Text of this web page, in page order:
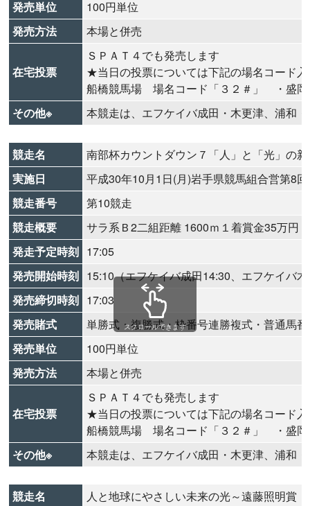
発売単位
100円単位
発売方法
本場と併売
在宅投票
ＳＰＡＴ４でも発売します
★当日の投票については下記の場名コード
船橋競馬場 場名コード「３２＃」 ・盛
その他※
本競走は、エフケイバ成田・木更津、浦和
競走名
南部杯カウントダウン７「人」と「光」の
実施日
平成30年10月1日(月)岩手県競馬組合営第8
競走番号
第10競走
競走概要
サラ系Ｂ2二組距離 1600ｍ１着賞金35万円
発走予定時刻 17:05
発売開始時刻 15:10（エフケイバ成田14:30、エフケイバ
発売締切時刻 17:03
発売賭式
単勝式・複勝式・枠番号連勝複式・普通馬
発売単位
100円単位
発売方法
本場と併売
在宅投票
ＳＰＡＴ４でも発売します
★当日の投票については下記の場名コード
船橋競馬場 場名コード「３２＃」 ・盛
その他※
本競走は、エフケイバ成田・木更津、浦和
スクロールできます
競走名
人と地球にやさしい未来の光～遠藤照明賞